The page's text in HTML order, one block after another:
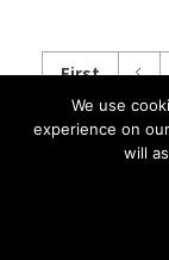
First
©
We use
experience on
will